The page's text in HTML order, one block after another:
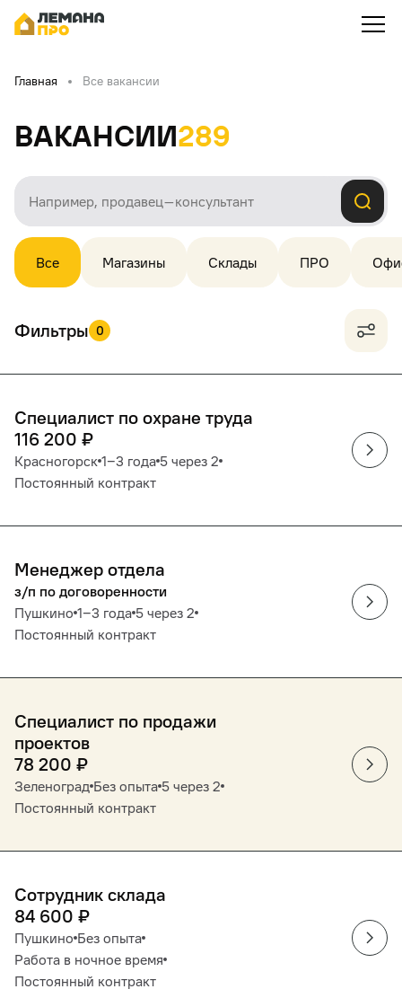
Главная Все вакансии
Вакансии289
Все Магазины Склады ПРО
Фильтры 0
Специалист по охране труда
116 200 ₽
Красногорск 1‒3 года 5 через 2
Постоянный контракт
Менеджер отдела
з/п по договоренности
Пушкино 1‒3 года 5 через 2
Постоянный контракт
Специалист по продажи
проектов
78 200 ₽
Зеленоград Без опыта 5 через 2
Постоянный контракт
Сотрудник склада
84 600 ₽
Пушкино Без опыта
Работа в ночное время
Постоянный контракт